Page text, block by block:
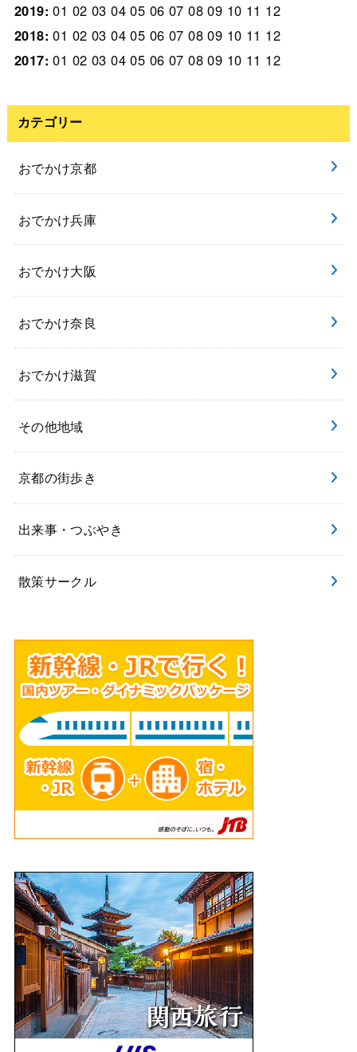
2019:01 02 03 04 05 06 07 08 09 10 11 12
2018:01 02 03 04 05 06 07 08 09 10 11 12
2017:01 02 03 04 05 06 07 08 09 10 11 12
カテゴリー
おでかけ京都
おでかけ兵庫
おでかけ大阪
おでかけ奈良
おでかけ滋賀
その他地域
京都の街歩き
出来事・つぶやき
散策サークル